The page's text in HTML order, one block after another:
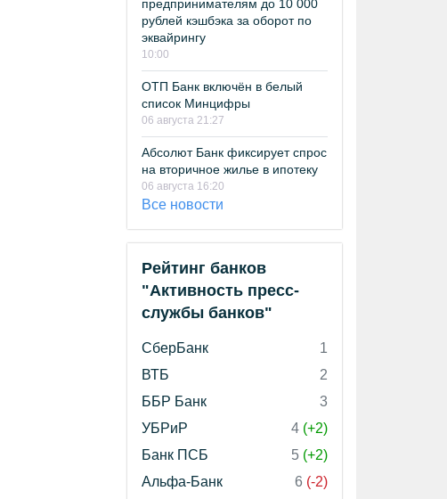
предпринимателям до 10 000
рублей кэшбэка за оборот по
эквайрингу
10:00
ОТП Банк включён в белый
список Минцифры
06 августа 21:27
Абсолют Банк фиксирует спрос
на вторичное жилье в ипотеку
06 августа 16:20
Все новости
Рейтинг банков
"Активность пресс-
службы банков"
СберБанк
1
ВТБ
2
ББР Банк
3
УБРиР
4 (+2)
Банк ПСБ
5 (+2)
Альфа-Банк
6 (-2)